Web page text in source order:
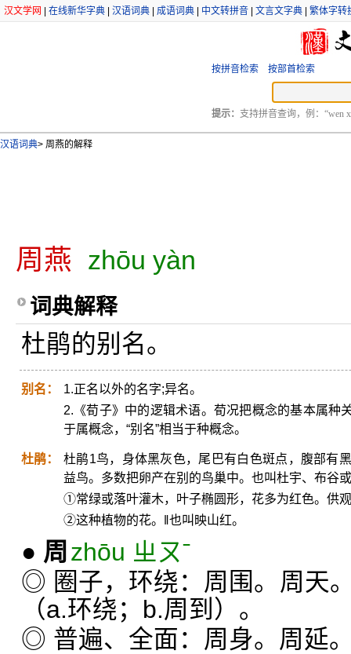
汉文学网 在线新华字典 汉语词典 成语词典 中文转拼音 文言文字典 繁体字转
按拼音检索 按部首检索
提示： 支持拼音查询，例：“wen
汉语词典> 周燕的解释
周燕 zhōu yàn
词典解释
杜鹃的别名。
别名：
1.正名以外的名字;异名。
2.《荀子》中的逻辑术语。荀况把概念的基本属种
于属概念，“别名”相当于种概念。
杜鹃：
杜鹃1鸟，身体黑灰色，尾巴有白色斑点，腹部有
益鸟。多数把卵产在别的鸟巢中。也叫杜宇、布谷
①常绿或落叶灌木，叶子椭圆形，花多为红色。供
②这种植物的花。‖也叫映山红。
● 周 zhōu ㄓㄡˉ
◎ 圈子，环绕：周围。周天
（a.环绕；b.周到）。
◎ 普遍、全面：周身。周延